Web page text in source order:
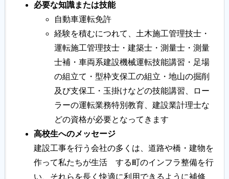
必要な知識または技能
自動車運転免許
経験を積むにつれて、土木施工管理技士・
運転施工管理技士・建築士・測量士・測量
士補・車両系建設機械運転技能講習・足場
の組立て・型枠支保工の組立・地山の掘削
及び支保工・玉掛けなどの技能講習、ロー
ラーの運転業務特別教育、建設業計理士な
どの資格が必要となってきます
高校生へのメッセージ
建設工事を行う会社の多くは、道路や橋・建物を
作って私たちが生活 する町のインフラ整備を行
い、それらを長く快適に利用できるように補修